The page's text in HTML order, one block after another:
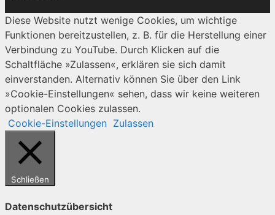
Diese Website nutzt wenige Cookies, um wichtige
Funktionen bereitzustellen, z. B. für die Herstellung einer
Verbindung zu YouTube. Durch Klicken auf die
Schaltfläche »Zulassen«, erklären sie sich damit
einverstanden. Alternativ können Sie über den Link
»Cookie-Einstellungen« sehen, dass wir keine weiteren
optionalen Cookies zulassen.
Cookie-Einstellungen Zulassen
Schließen
Datenschutzübersicht